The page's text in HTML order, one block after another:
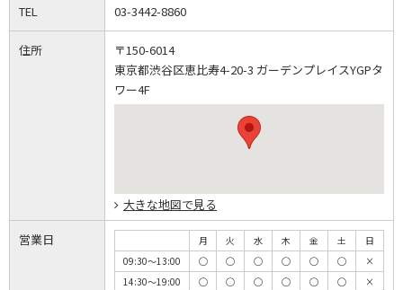
TEL 03-3442-8860
住所
〒150-6014
東京都渋谷区恵比寿4-20-3 ガーデンプレイスYGPタ
ワー4F
大きな地図で見る
営業日 月 火 水 木 金 土
日
09:30～13:00
◯ ◯ ◯ ◯ ◯ ◯
×
14:30～19:00
◯ ◯ ◯ ◯ ◯ ◯ ×